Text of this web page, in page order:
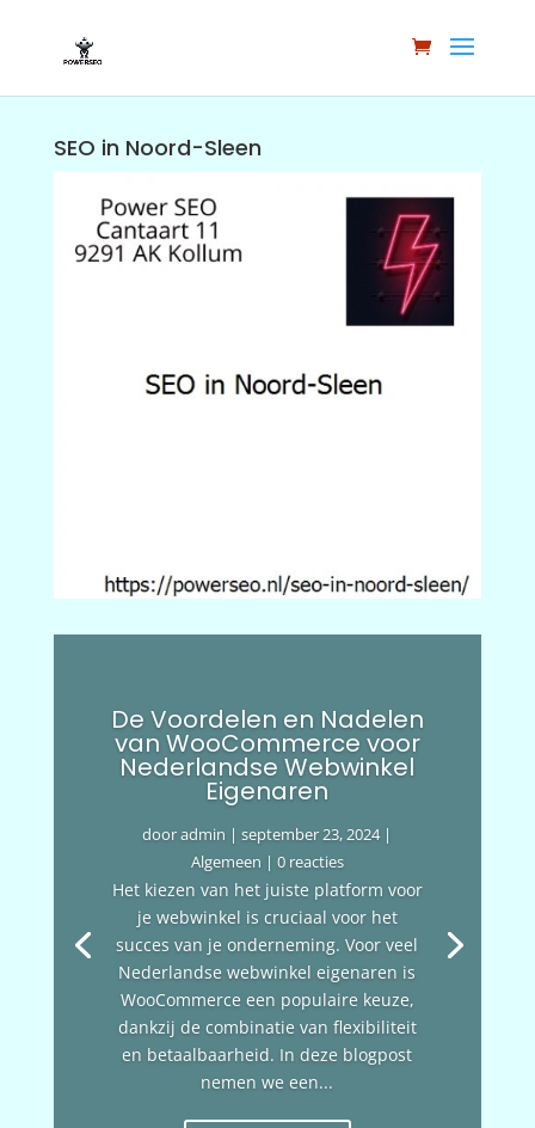
SEO in Noord-Sleen
De Voordelen en Nadelen
van WooCommerce voor
Nederlandse Webwinkel
Eigenaren
dooradmin |september 23, 2024|
Algemeen | 0 reacties
Het kiezen van het juiste platform voor
je webwinkel is cruciaal voor het
succes van je onderneming. Voor veel
Nederlandse webwinkel eigenaren is
WooCommerce een populaire keuze,
dankzij de combinatie van flexibiliteit
en betaalbaarheid. In deze blogpost
nemen we een...